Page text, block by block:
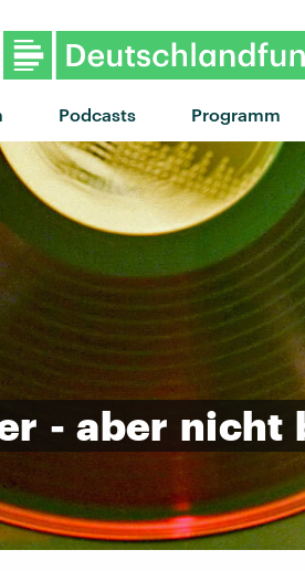
Podcasts Programm
- aber nicht